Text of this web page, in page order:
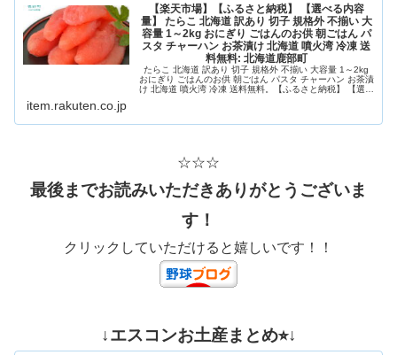
【楽天市場】【ふるさと納税】 【選べる内容
量】 たらこ 北海道 訳あり 切子 規格外 不揃い 大
容量 1～2kg おにぎり ごはんのお供 朝ごはん パ
スタ チャーハン お茶漬け 北海道 噴火湾 冷凍 送
料無料: 北海道鹿部町
たらこ 北海道 訳あり 切子 規格外 不揃い 大容量 1～2kg
おにぎり ごはんのお供 朝ごはん パスタ チャーハン お茶漬
け 北海道 噴火湾 冷凍 送料無料。【ふるさと納税】 【選べ
item.rakuten.co.jp
☆☆☆
最後までお読みいただきありがとうございま
す！
クリックしていただけると嬉しいです！！
↓エスコンお土産まとめ⭐︎↓